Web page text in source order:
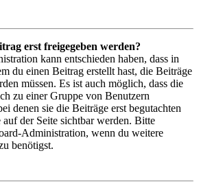
erst freigegeben werden?
kann entschieden haben, dass in
du einen Beitrag erstellt hast, die Beiträge
müssen. Es ist auch möglich, dass die
zu einer Gruppe von Benutzern
denen sie die Beiträge erst begutachten
auf der Seite sichtbar werden. Bitte
Administration, wenn du weitere
benötigst.